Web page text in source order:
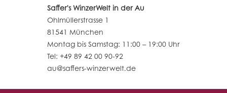
Saffer's WinzerWelt in der Au
Ohlmüllerstrasse 1
81541 München
Montag bis Samstag: 11:00 – 19:00 Uhr
Tel: +49 89 42 00 90-92
au@saffers-winzerwelt.de